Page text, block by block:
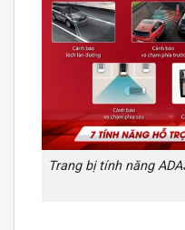
Trang bị tính năng